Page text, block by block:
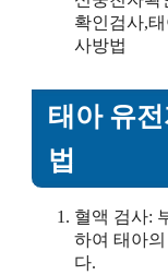
태아 유
법
혈액 검사:
하여 태아
다.